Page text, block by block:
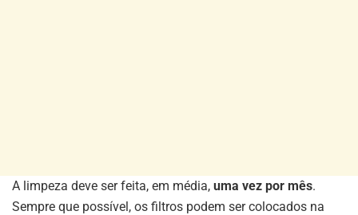
A limpeza deve ser feita, em média, uma vez por mês.
Sempre que possível, os filtros podem ser colocados na